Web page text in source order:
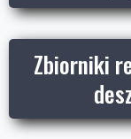
Zbiorniki